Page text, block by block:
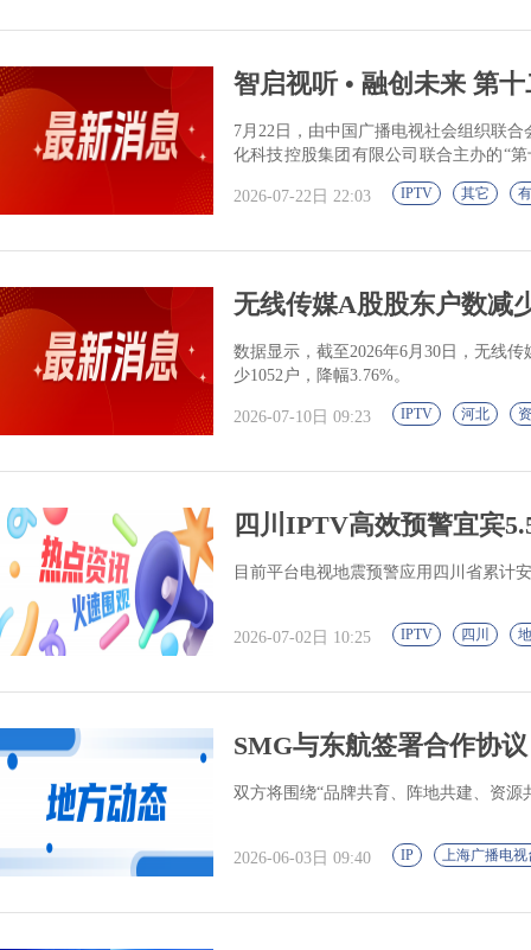
智启视听 • 融创未来 第
7月22日，由中国广播电视社会组织联
化科技控股集团有限公司联合主办的“
2026-07-22日 22:03
IPTV 其它
无线传媒A股股东户数减
数据显示，截至2026年6月30日，无线
少1052户，降幅3.76%。
2026-07-10日 09:23 IPTV 河北
四川IPTV高效预警宜宾
目前平台电视地震预警应用四川省累计
2026-07-02日 10:25 IPTV 四川
SMG与东航签署合作协
双方将围绕“品牌共育、阵地共建、资
2026-06-03日 09:40 IP 上海广播电视